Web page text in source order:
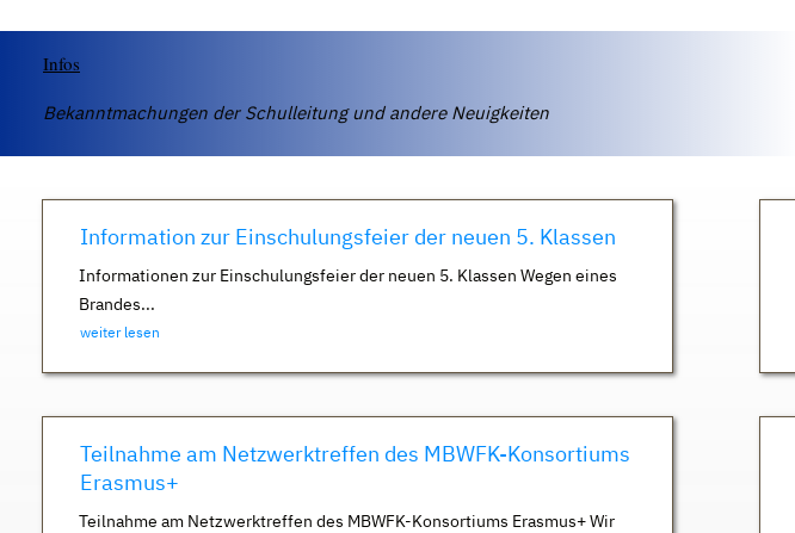
Infos
Bekanntmachungen der Schulleitung und andere Neuigkeiten
Information zur Einschulungsfeier der neuen 5. Klassen
Informationen zur Einschulungsfeier der neuen 5. Klassen Wegen eines
Brandes...
weiter lesen
Teilnahme am Netzwerktreffen des MBWFK-Konsortiums
Erasmus+
Teilnahme am Netzwerktreffen des MBWFK-Konsortiums Erasmus+ Wir